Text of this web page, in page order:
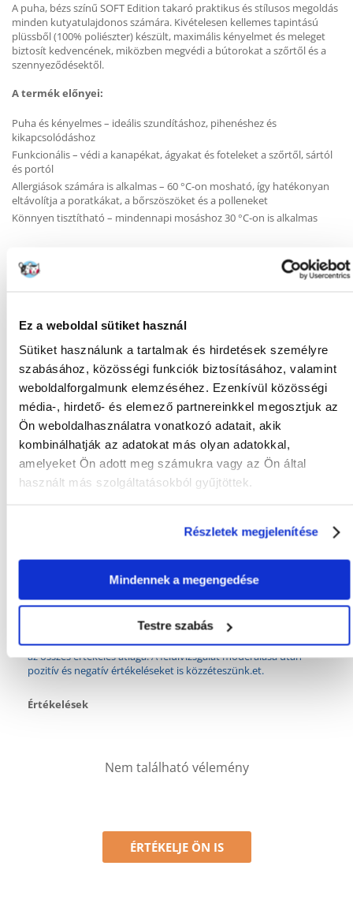
Ez a weboldal sütiket használ
Sütiket használunk a tartalmak és hirdetések személyre
szabásához, közösségi funkciók biztosításához, valamint
weboldalforgalmunk elemzéséhez. Ezenkívül közösségi
média-, hirdető- és elemező partnereinkkel megosztjuk az
Ön weboldalhasználatra vonatkozó adatait, akik
kombinálhatják az adatokat más olyan adatokkal,
amelyeket Ön adott meg számukra vagy az Ön által
használt más szolgáltatásokból gyűjtöttek.
Részletek megjelenítése
Mindennek a megengedése
Testre szabás
A puha, bézs színű SOFT Edition takaró praktikus és stílusos megoldás
minden kutyatulajdonos számára. Kivételesen kellemes tapintású
plüssből (100% poliészter) készült, maximális kényelmet és meleget
biztosít kedvencének, miközben megvédi a bútorokat a szőrtől és a
szennyeződésektől.
A termék előnyei:
Puha és kényelmes – ideális szundításhoz, pihenéshez és
kikapcsolódáshoz
Funkcionális – védi a kanapékat, ágyakat és foteleket a szőrtől, sártól
és portól
Allergiások számára is alkalmas – 60 °C-on mosható, így hatékonyan
eltávolítja a poratkákat, a bőrszöszöket és a polleneket
Könnyen tisztítható – mindennapi mosáshoz 30 °C-on is alkalmas
Méretek: 150 × 100 cm
Anyag: puha plüss (100% poliészter)
Ez az elegáns takaró otthon és utazás közben is kiválóan használható
– bárhol, ahol kedvencednek szüksége van egy kényelmes helyre.
KÉRDEZZ TŐLÜNK!
Gyakori Kérdések (GYIK)
Mi a termék értékelési szabályzat?
Csak regisztrált FERA.HU vásárlók írhatnak véleményt, akik
megvásárolták ezt a terméket. A csillagok által adott értékelés
az összes értékelés átlaga. A felülvizsgálat moderálása után
pozitív és negatív értékeléseket is közzéteszünk.et.
Értékelések
Nem található vélemény
ÉRTÉKELJE ÖN IS